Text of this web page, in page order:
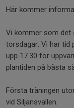
Här kommer
Vi kommer som det
torsdagar. Vi har tid
upp 17.30 för
plantiden på bästa
Första träningen
vid Siljansvallen.